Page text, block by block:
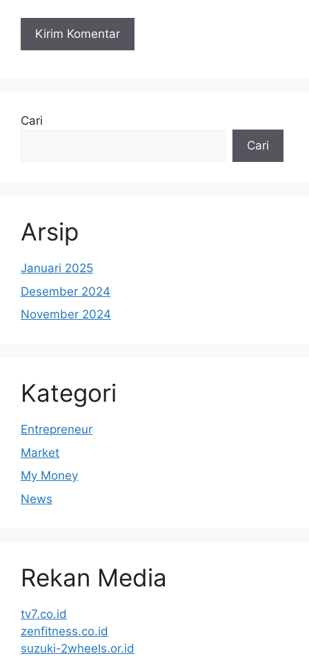
Cari
Cari
Arsip
Januari 2025
Desember 2024
November 2024
Kategori
Entrepreneur
Market
My Money
News
Rekan Media
tv7.co.id
zenfitness.co.id
suzuki-2wheels.or.id